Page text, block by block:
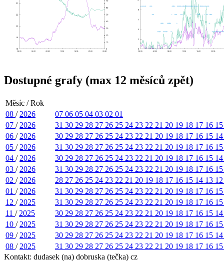
Dostupné grafy (max 12 měsíců zpět)
Měsíc / Rok
08 / 2026 07 06 05 04 03 02 01
07 / 2026 31 30 29 28 27 26 25 24 23 22 21 20 19 18 17 16
06 / 2026 30 29 28 27 26 25 24 23 22 21 20 19 18 17 16 15
05 / 2026 31 30 29 28 27 26 25 24 23 22 21 20 19 18 17 16
04 / 2026 30 29 28 27 26 25 24 23 22 21 20 19 18 17 16 15
03 / 2026 31 30 29 28 27 26 25 24 23 22 21 20 19 18 17 16
02 / 2026 28 27 26 25 24 23 22 21 20 19 18 17 16 15 14 13
01 / 2026 31 30 29 28 27 26 25 24 23 22 21 20 19 18 17 16
12 / 2025 31 30 29 28 27 26 25 24 23 22 21 20 19 18 17 16
11 / 2025 30 29 28 27 26 25 24 23 22 21 20 19 18 17 16 15
10 / 2025 31 30 29 28 27 26 25 24 23 22 21 20 19 18 17 16
09 / 2025 30 29 28 27 26 25 24 23 22 21 20 19 18 17 16 15
08 / 2025 31 30 29 28 27 26 25 24 23 22 21 20 19 18 17 16
Kontakt: dudasek (na) dobruska (tečka) cz